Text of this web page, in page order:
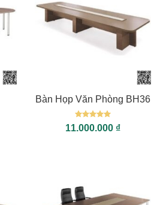
Bàn Họp Văn Phòng BH36
Được xếp
hạng55
11.000.000 ₫